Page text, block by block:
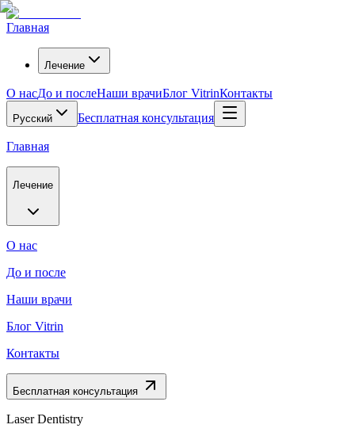
Главная
Лечение
О насДо и послеНаши врачиБлог VitrinКонтакты
Русский Бесплатная консультация
Главная
Лечение
О нас
До и после
Наши врачи
Блог Vitrin
Контакты
Бесплатная консультация
Laser Dentistry